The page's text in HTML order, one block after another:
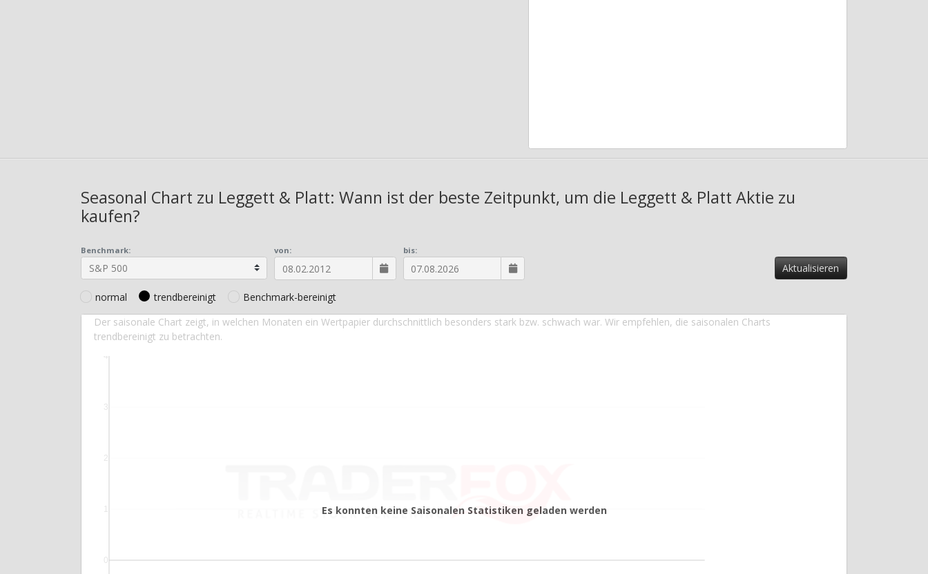
Seasonal Chart zu Leggett & Platt: Wann ist der beste Zeitpunkt, um die Leggett & Platt Aktie zu
kaufen?
Benchmark: von: bis:
normal trendbereinigt
Benchmark-bereinigt
Der saisonale Chart zeigt, in welchen Monaten ein Wertpapier durchschnittlich besonders stark bzw. schwach war. Wir empfehlen, die saisonalen Charts
trendbereinigt zu betrachten.
0
1
2
3
4
Es konnten keine Saisonalen Statistiken geladen werden